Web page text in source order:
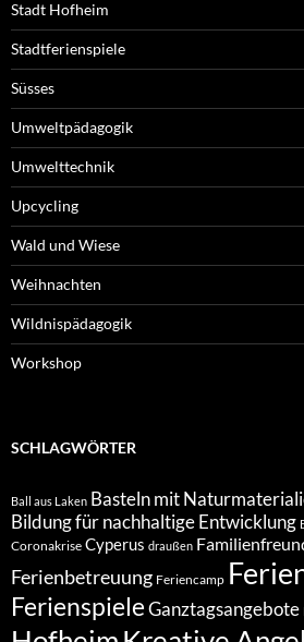
Stadt Hofheim
Stadtferienspiele
Süsses
Umweltpädagogik
Umwelttechnik
Upcycling
Wald und Wiese
Weihnachten
Wildnispädagogik
Workshop
SCHLAGWÖRTER
Ball aus Laken Basteln mit
Bildung für nachhaltige Entwicklung
Coronakrise Cyperus draußen
Ferienbetreuung Feriencamp
FerienspieleGanztagsangebote